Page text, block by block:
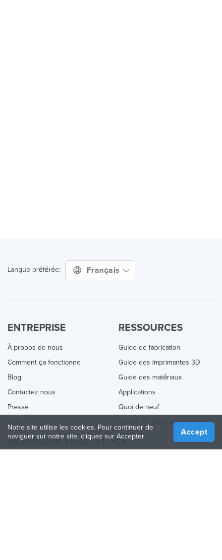
Langue préférée: Français
ENTREPRISE
À propos de nous
Comment ça fonctionne
Blog
Contactez nous
Presse
RESSOURCES
Guide de fabrication
Guide des Imprimantes 3D
Guide des matériaux
Applications
Quoi de neuf
Online 3D Printing
REJOINDRE TREATSTOCK
Notre site utilise les cookies. Pour continuer de
naviguer sur notre site, cliquez sur Accepter
Accept